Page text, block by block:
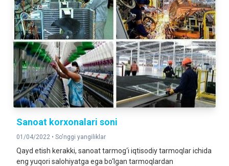
Sanoat korxonalari soni
01/04/2022 • So'nggi yangiliklar
Qayd etish kerakki, sanoat tarmog‘i iqtisodiy tarmoqlar ichida
eng yuqori salohiyatga ega bo‘lgan tarmoqlardan